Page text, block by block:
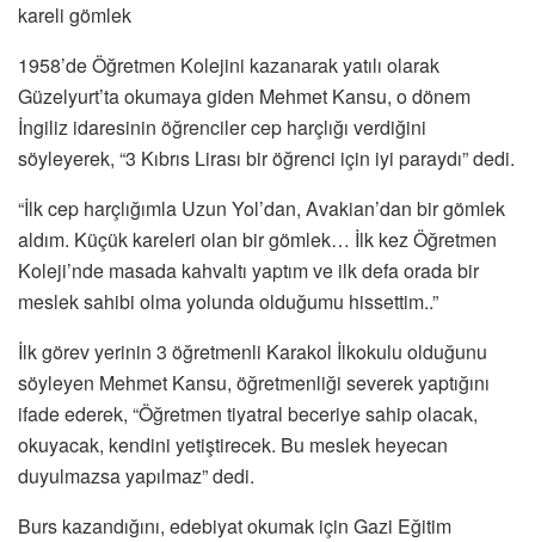
kareli gömlek
1958’de Öğretmen Kolejini kazanarak yatılı olarak
Güzelyurt’ta okumaya giden Mehmet Kansu, o dönem
İngiliz idaresinin öğrenciler cep harçlığı verdiğini
söyleyerek, “3 Kıbrıs Lirası bir öğrenci için iyi paraydı” dedi.
“İlk cep harçlığımla Uzun Yol’dan, Avakian’dan bir gömlek
aldım. Küçük kareleri olan bir gömlek… İlk kez Öğretmen
Koleji’nde masada kahvaltı yaptım ve ilk defa orada bir
meslek sahibi olma yolunda olduğumu hissettim..”
İlk görev yerinin 3 öğretmenli Karakol İlkokulu olduğunu
söyleyen Mehmet Kansu, öğretmenliği severek yaptığını
ifade ederek, “Öğretmen tiyatral beceriye sahip olacak,
okuyacak, kendini yetiştirecek. Bu meslek heyecan
duyulmazsa yapılmaz” dedi.
Burs kazandığını, edebiyat okumak için Gazi Eğitim